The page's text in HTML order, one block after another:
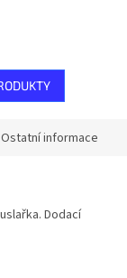
Ostatní informace
Dodací